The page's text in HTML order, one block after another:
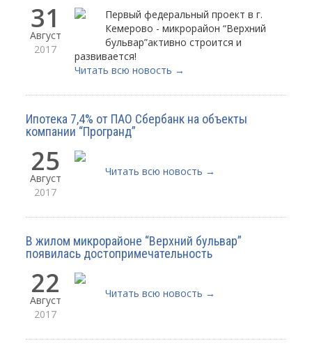
31
Август
2017
Первый федеральный проект в г.
Кемерово - микрорайон “Верхний
бульвар”активно строится и
развивается!
Читать всю новость →
Ипотека 7,4% от ПАО Сбербанк на объекты
компании “Програнд”
25
Август
2017
Читать всю новость →
В жилом микрорайоне “Верхний бульвар”
появилась достопримечательность
22
Август
2017
Читать всю новость →